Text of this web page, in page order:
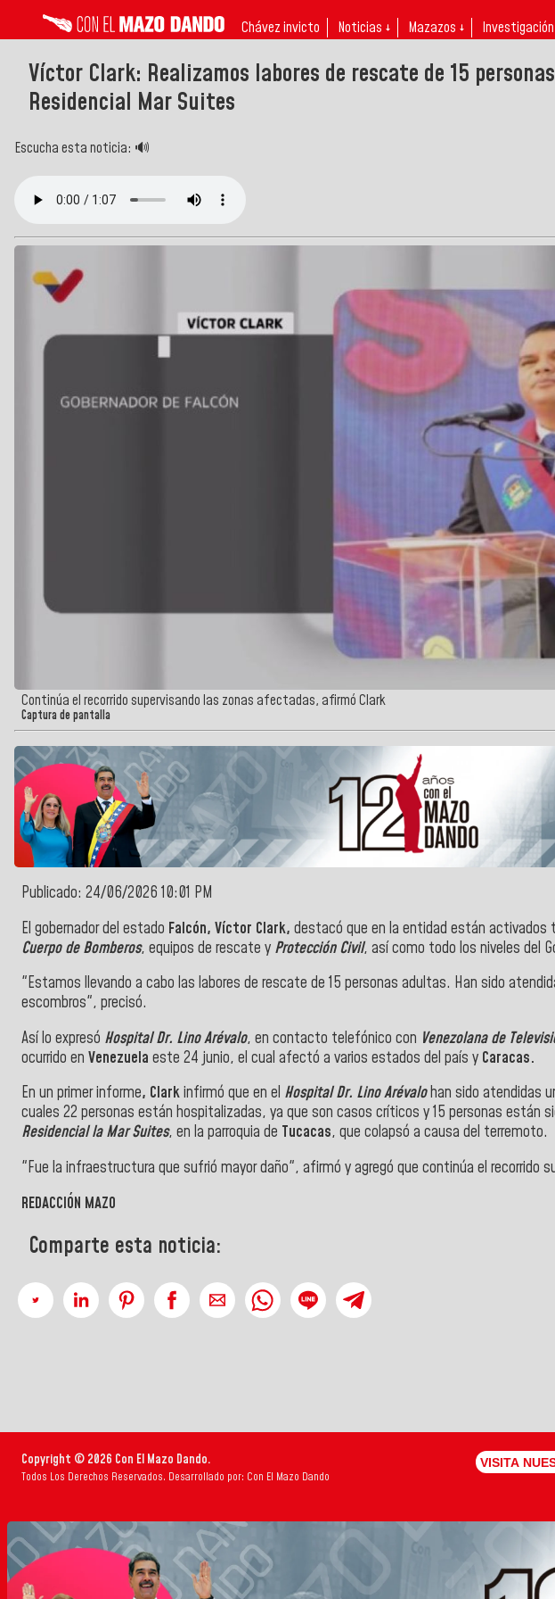
Chávez invicto Noticias ↓ Mazazos ↓
Víctor Clark: Realizamos labores de rescate de 15
Residencial Mar Suites
Escucha esta noticia: 🔊
Continúa el recorrido supervisando las zonas afectadas, afirmó Clark
Captura de pantalla
Publicado: 24/06/2026 10:01 PM
El gobernador del estado Falcón, Víctor Clark, destacó que en la entidad están activados
Cuerpo de Bomberos, equipos de rescate y Protección Civil, así como todo los niveles del
"Estamos llevando a cabo las labores de rescate de 15 personas adultas. Han sido
escombros", precisó.
Así lo expresó Hospital Dr. Lino Arévalo, en contacto telefónico con Venezolana de
ocurrido en Venezuela este 24 junio, el cual afectó a varios estados del país y Caracas.
En un primer informe, Clarkinfirmó que en el Hospital Dr. Lino Arévalohan sido atendidas
cuales 22 personas están hospitalizadas, ya que son casos críticos y 15 personas están
Residencial la Mar Suites, en la parroquia de Tucacas, que colapsó a causa del terremoto.
"Fue la infraestructura que sufrió mayor daño", afirmó y agregó que continúa el recorrido
REDACCIÓN MAZO
Comparte esta noticia:
Copyright © 2026 Con El Mazo Dando.
Todos Los Derechos Reservados. Desarrollado por: Con El Mazo Dando
VISITA